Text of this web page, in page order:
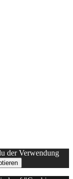
der Verwendung